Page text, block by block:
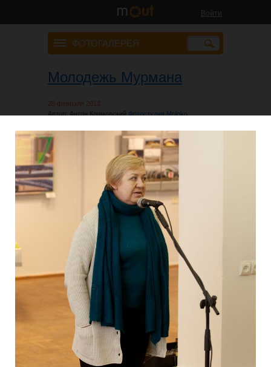
Войти
ФОТОГАЛЕРЕЯ
Молодежь Мурмана
28 февраля 2013
Автор: Антон Климовский Фотостудия Moloko